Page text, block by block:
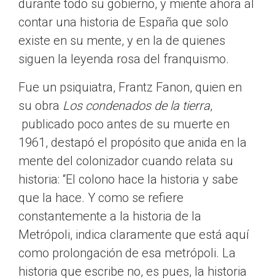
durante todo su gobierno, y miente ahora al
contar una historia de España que solo
existe en su mente, y en la de quienes
siguen la leyenda rosa del franquismo.
Fue un psiquiatra, Frantz Fanon, quien en
su obra Los condenados de la tierra,
publicado poco antes de su muerte en
1961, destapó el propósito que anida en la
mente del colonizador cuando relata su
historia: “El colono hace la historia y sabe
que la hace. Y como se refiere
constantemente a la historia de la
Metrópoli, indica claramente que está aquí
como prolongación de esa metrópoli. La
historia que escribe no, es pues, la historia